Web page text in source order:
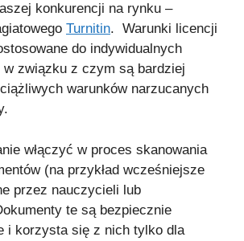
konkurencji na rynku –
Turnitin. Warunki licencji
do indywidualnych
w związku z czym są bardziej
warunków narzucanych
włączyć w proces skanowania
(na przykład wcześniejsze
przez nauczycieli lub
te są bezpiecznie
i korzysta się z nich tylko dla